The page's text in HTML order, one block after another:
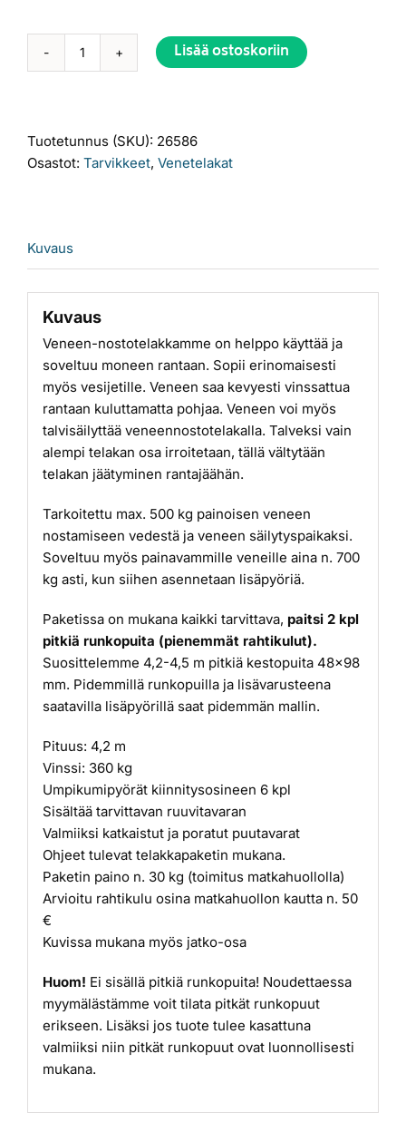
Venetelakka
Lisää ostoskoriin
Tuotetunnus (SKU): 26586
Osastot: Tarvikkeet, Venetelakat
Kuvaus
Kuvaus
Veneen-nostotelakkamme on helppo käyttää ja
soveltuu moneen rantaan. Sopii erinomaisesti
myös vesijetille. Veneen saa kevyesti vinssattua
rantaan kuluttamatta pohjaa. Veneen voi myös
talvisäilyttää veneennostotelakalla. Talveksi vain
alempi telakan osa irroitetaan, tällä vältytään
telakan jäätyminen rantajäähän.
Tarkoitettu max. 500 kg painoisen veneen
nostamiseen vedestä ja veneen säilytyspaikaksi.
Soveltuu myös painavammille veneille aina n. 700
kg asti, kun siihen asennetaan lisäpyöriä.
Paketissa on mukana kaikki tarvittava, paitsi 2 kpl
pitkiä runkopuita (pienemmät rahtikulut).
Suosittelemme 4,2-4,5 m pitkiä kestopuita 48×98
mm. Pidemmillä runkopuilla ja lisävarusteena
saatavilla lisäpyörillä saat pidemmän mallin.
Pituus: 4,2 m
Vinssi: 360 kg
Umpikumipyörät kiinnitysosineen 6 kpl
Sisältää tarvittavan ruuvitavaran
Valmiiksi katkaistut ja poratut puutavarat
Ohjeet tulevat telakkapaketin mukana.
Paketin paino n. 30 kg (toimitus matkahuollolla)
Arvioitu rahtikulu osina matkahuollon kautta n. 50
€
Kuvissa mukana myös jatko-osa
Huom! Ei sisällä pitkiä runkopuita! Noudettaessa
myymälästämme voit tilata pitkät runkopuut
erikseen. Lisäksi jos tuote tulee kasattuna
valmiiksi niin pitkät runkopuut ovat luonnollisesti
mukana.